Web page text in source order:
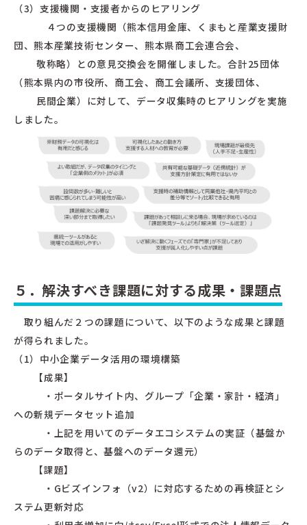
（3）支援機関・支援者からのヒアリング
４つの支援機関（熊本信用金庫、くまもと産業支援財
団、熊本産業技術センター、熊本県商工会連合会、
敬称略）との意見交換会を開催しました。合計25団体
（熊本県内の市役所、商工会、商工会議所、支援団体、
民間企業）に対して、データ収集時のヒアリングを実施
しました。
５．解決すべき課題に対する成果・課題点
取り組んだ２つの課題について、以下のような成果と課題
が得られました。
（1）中小企業データ活用の環境構築
【成果】
・ポータルサイト内、グループ「企業・家計・経済」
への新規データセット追加
・上記を用いてのデータエコシステムの実証（基盤か
らのデータ取得と、基盤へのデータ還元）
【課題】
・Gビズインフォ（v2）に対応するための再検証とシ
ステム更新対応